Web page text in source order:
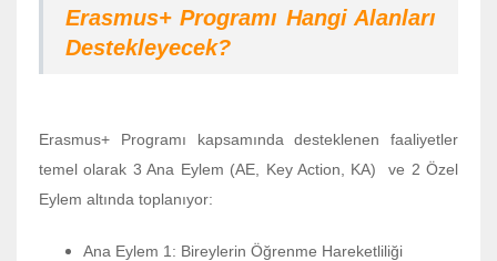
Erasmus+ Programı Hangi Alanları
Destekleyecek?
Erasmus+ Programı kapsamında desteklenen faaliyetler
temel olarak 3 Ana Eylem (AE, Key Action, KA) ve 2 Özel
Eylem altında toplanıyor:
Ana Eylem 1: Bireylerin Öğrenme Hareketliliği